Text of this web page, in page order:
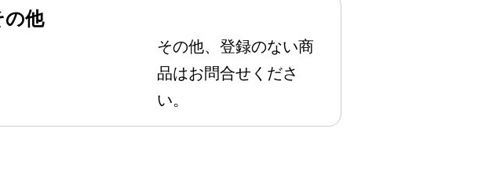
の他
その他、登録のない商
品はお問合せくださ
い。